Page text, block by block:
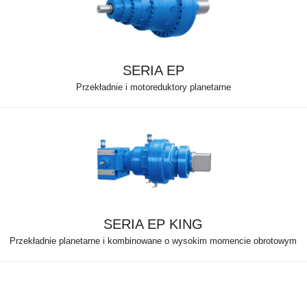
SERIA EP
Przekładnie i motoreduktory planetarne
SERIA EP KING
Przekładnie planetarne i kombinowane o wysokim momencie obrotowym